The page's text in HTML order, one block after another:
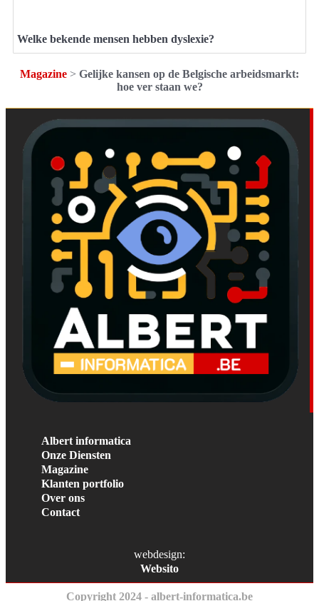
Welke bekende mensen hebben dyslexie?
Magazine > Gelijke kansen op de Belgische arbeidsmarkt:
hoe ver staan we?
Albert informatica
Onze Diensten
Magazine
Klanten portfolio
Over ons
Contact
webdesign:
Websito
Copyright 2024 - albert-informatica.be